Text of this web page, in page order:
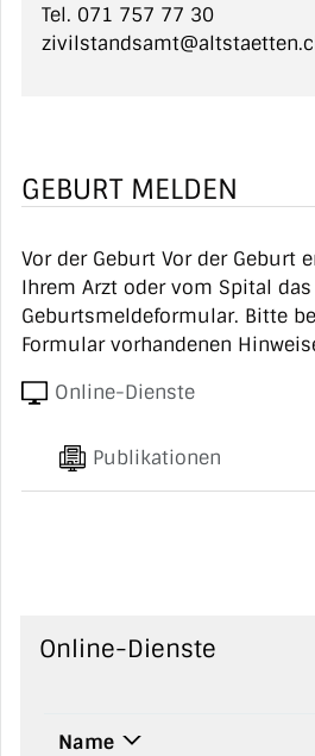
Tel. 071 757 77 30
GEBURT MELDEN
Vor der Geburt Vor der Geburt
Ihrem Arzt oder vom Spital das
Geburtsmeldeformular. Bitte
Formular vorhandenen
Online-Dienste
Publikationen
Online-Dienste
Name